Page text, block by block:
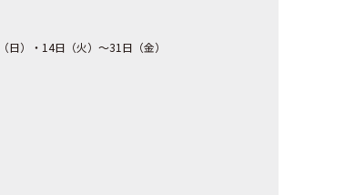
）・14日（火）～31日（金）